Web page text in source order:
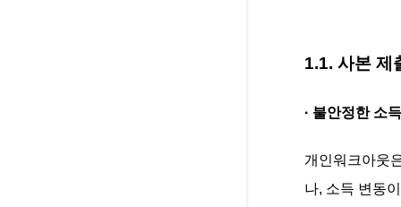
1.1. 사본 제
· 불안정한 소득
개인워크아웃
나, 소득 변동